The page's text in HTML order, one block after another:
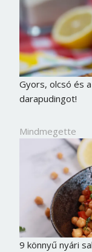
Gyors, olcsó és
darapudingot!
Mindmegette
9 könnyű nyári